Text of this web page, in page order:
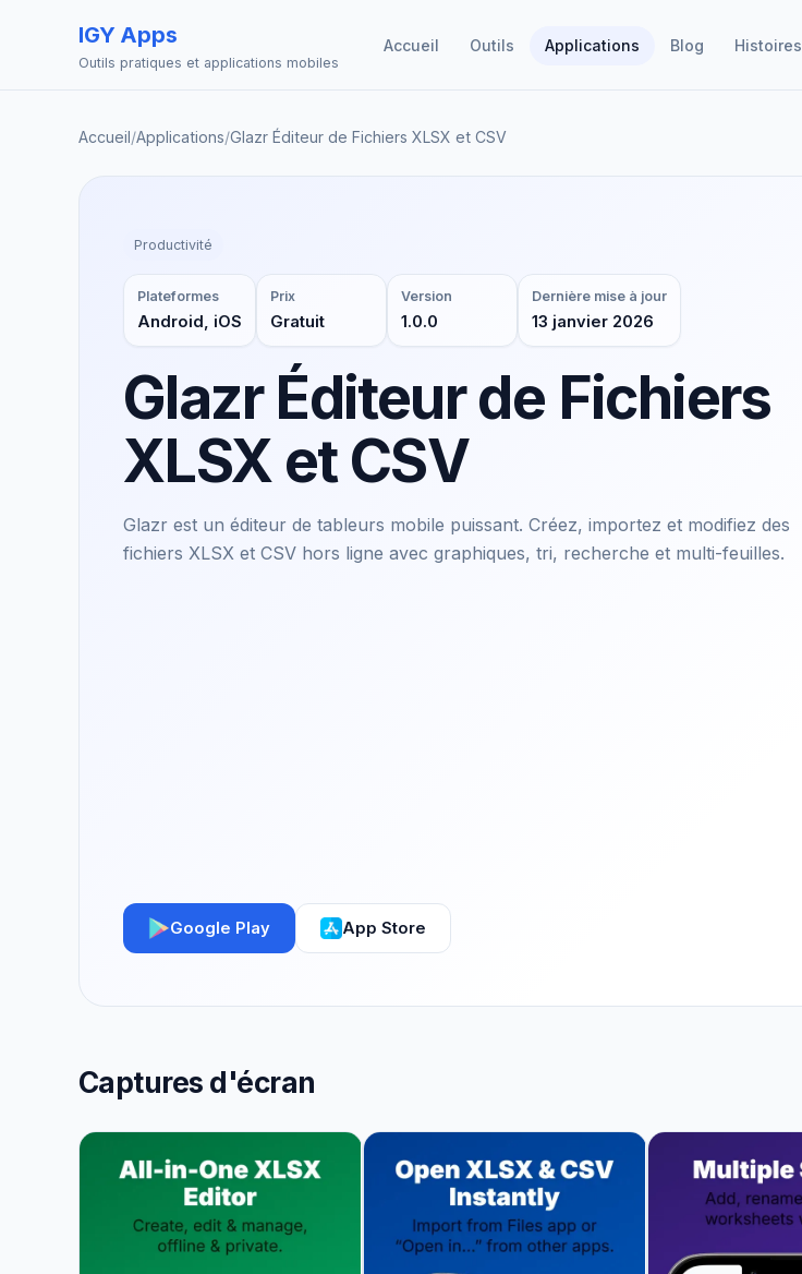
IGY Apps
Outils pratiques et applications mobiles
Accueil Outils Applications Blog Histoires
Accueil/Applications/Glazr Éditeur de Fichiers XLSX et CSV
Productivité
Plateformes
Android, iOS
Prix
Gratuit
Version
1.0.0
Dernière mise à jour
13 janvier 2026
Glazr Éditeur de Fichiers
XLSX et CSV
Glazr est un éditeur de tableurs mobile puissant. Créez, importez et modifiez des
fichiers XLSX et CSV hors ligne avec graphiques, tri, recherche et multi-feuilles.
Google Play App Store
Captures d'écran